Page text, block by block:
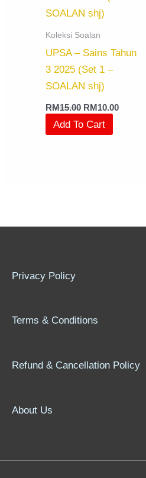
Koleksi Soalan
UPSA – Sains Tahun
3 2025 (Set 1 –
SOALAN shj)
RM15.00 RM10.00
Add To Cart
Privacy Policy
Terms & Conditions
Refund & Cancellation Policy
About Us